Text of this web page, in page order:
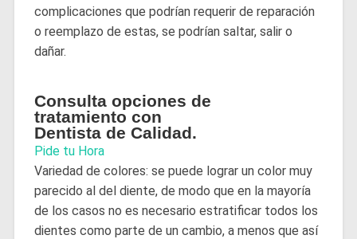
complicaciones que podrían requerir de reparación
o reemplazo de estas, se podrían saltar, salir o
dañar.
Consulta opciones de
tratamiento con
Dentista de Calidad.
Pide tu Hora
Variedad de colores: se puede lograr un color muy
parecido al del diente, de modo que en la mayoría
de los casos no es necesario estratificar todos los
dientes como parte de un cambio, a menos que así